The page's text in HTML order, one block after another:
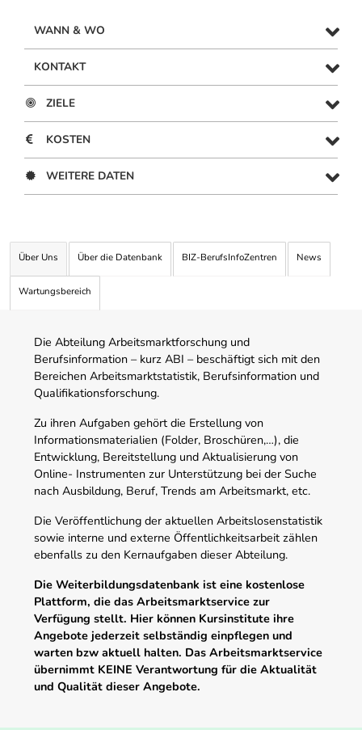
WANN & WO
KONTAKT
ZIELE
KOSTEN
WEITERE DATEN
Über Uns Über die Datenbank BIZ-BerufsInfoZentren News
Wartungsbereich
Die Abteilung Arbeitsmarktforschung und
Berufsinformation – kurz ABI – beschäftigt sich mit den
Bereichen Arbeitsmarktstatistik, Berufsinformation und
Qualifikationsforschung.
Zu ihren Aufgaben gehört die Erstellung von
Informationsmaterialien (Folder, Broschüren,…), die
Entwicklung, Bereitstellung und Aktualisierung von
Online- Instrumenten zur Unterstützung bei der Suche
nach Ausbildung, Beruf, Trends am Arbeitsmarkt, etc.
Die Veröffentlichung der aktuellen Arbeitslosenstatistik
sowie interne und externe Öffentlichkeitsarbeit zählen
ebenfalls zu den Kernaufgaben dieser Abteilung.
Die Weiterbildungsdatenbank ist eine kostenlose
Plattform, die das Arbeitsmarktservice zur
Verfügung stellt. Hier können Kursinstitute ihre
Angebote jederzeit selbständig einpflegen und
warten bzw aktuell halten. Das Arbeitsmarktservice
übernimmt KEINE Verantwortung für die Aktualität
und Qualität dieser Angebote.